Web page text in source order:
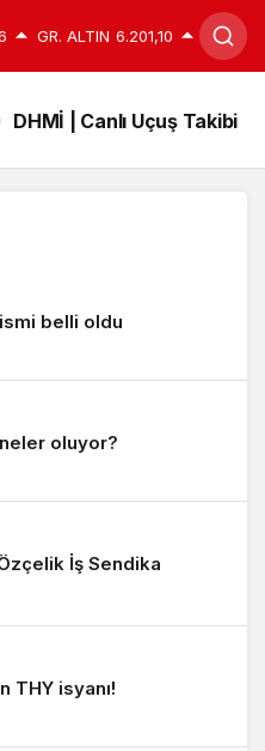
GR. ALTIN 6.201,10
DHMİ | Canlı Uçuş Takibi
belli oldu
oluyor?
İş Sendika
THY isyanı!